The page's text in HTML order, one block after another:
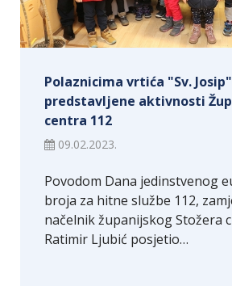
Polaznicima vrtića "Sv. Josip"
predstavljene aktivnosti
centra 112
09.02.2023.
Povodom Dana jedinstvenog
broja za hitne službe 112,
načelnik županijskog Stožera
Ratimir Ljubić posjetio…